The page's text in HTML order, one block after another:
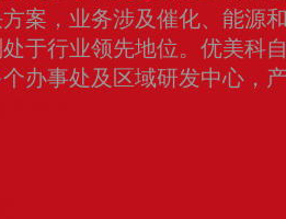
案，业务涉及催化、能源
于行业领先地位。优美科
办事处及区域研发中心，